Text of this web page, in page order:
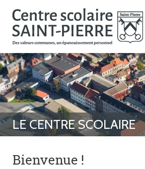
Bienvenue !